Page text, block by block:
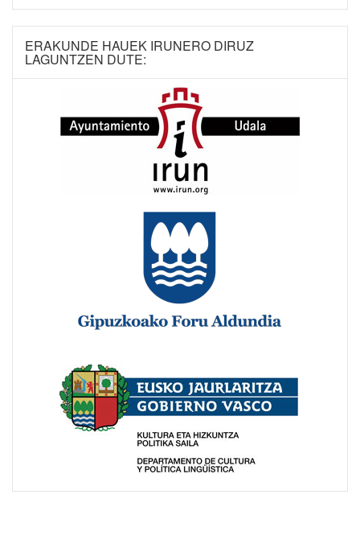
ERAKUNDE HAUEK IRUNERO DIRUZ
LAGUNTZEN DUTE: